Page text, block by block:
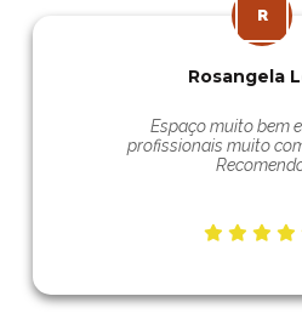
Rosangela
Espaço muito bem
profissionais muito